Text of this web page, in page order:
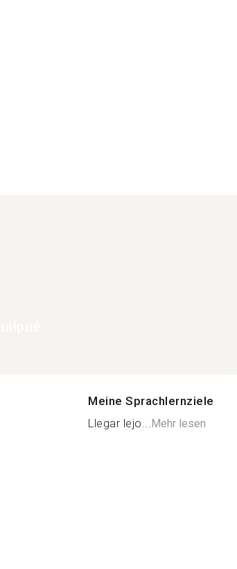
Meine Sprachlernziele
Llegar lejo... Mehr lesen